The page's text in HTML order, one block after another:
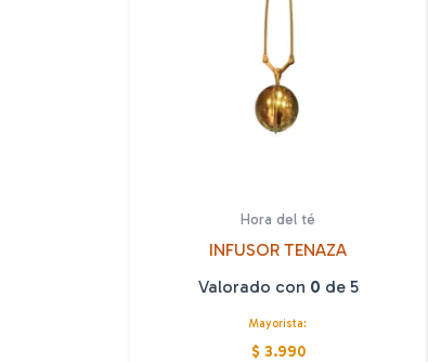
Hora del té
INFUSOR TENAZA
Valorado con 0 de 5
Mayorista:
$ 3.990